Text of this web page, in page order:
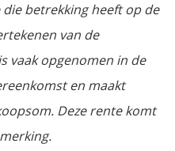
betrekking heeft op de
van de
vaak opgenomen in de
en maakt
Deze rente komt